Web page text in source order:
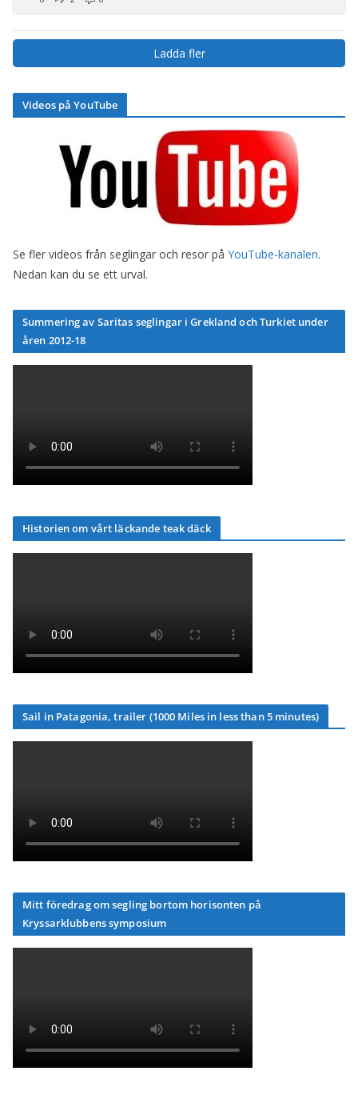
Ladda fler
Videos på YouTube
Se fler videos från seglingar och resor på YouTube-kanalen.
Nedan kan du se ett urval.
Summering av Saritas seglingar i Grekland och Turkiet under
åren 2012-18
Historien om vårt läckande teak däck
Sail in Patagonia, trailer (1000 Miles in less than 5 minutes)
Mitt föredrag om segling bortom horisonten på
Kryssarklubbens symposium